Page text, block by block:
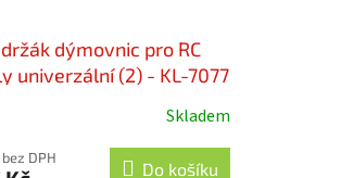
dýmovnic pro RC
univerzální (2) - KL-7077
Skladem
DPH
Do košíku